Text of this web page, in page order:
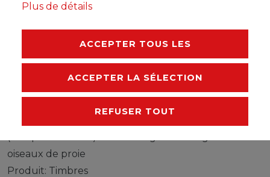
AUTRES DÉTAILS
RESPONSABLE DE L'UE
oiseaux de proie
Produit: Timbres
Plus de détails
ACCEPTER TOUS LES
ACCEPTER LA SÉLECTION
REFUSER TOUT